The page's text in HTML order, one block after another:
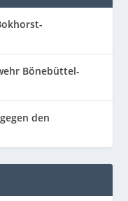
Bönebüttel-
den